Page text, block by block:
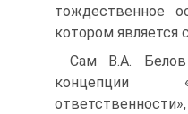
тождественное
котором является
Сам В.А. Белов
концепции